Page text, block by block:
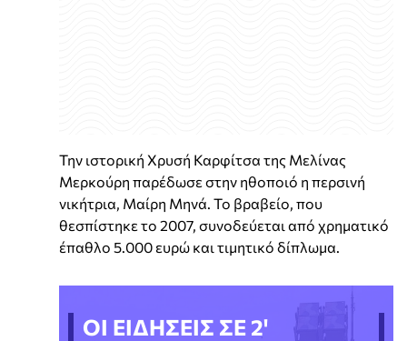
Την ιστορική Χρυσή Καρφίτσα της Μελίνας
Μερκούρη παρέδωσε στην ηθοποιό η περσινή
νικήτρια, Μαίρη Μηνά. Το βραβείο, που
θεσπίστηκε το 2007, συνοδεύεται από χρηματικό
έπαθλο 5.000 ευρώ και τιμητικό δίπλωμα.
ΟΙ ΕΙΔΗΣΕΙΣ ΣΕ 2'